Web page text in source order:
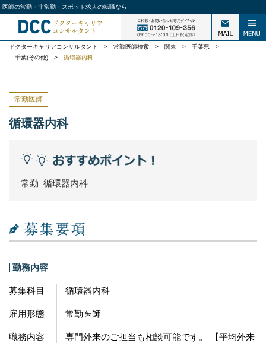
医師の常勤・非常勤・スポット求人の転職なら
ドクターキャリアコンサルタント > 常勤医師検索 > 関東 > 千葉県 >
千葉(その他) > 循環器内科
常勤医師
循環器内科
常勤_循環器内科
勤務内容
募集科目 循環器内科
雇用形態 常勤医師
職務内容
専門外来のご担当も相談可能です。 【平均外来